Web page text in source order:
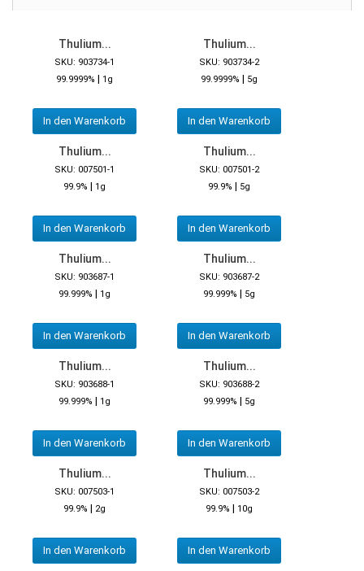
Thulium...
SKU: 903734-1
99.9999% | 1g
In den Warenkorb
Thulium...
SKU: 903734-2
99.9999% | 5g
In den Warenkorb
Thulium...
SKU: 007501-1
99.9% | 1g
In den Warenkorb
Thulium...
SKU: 007501-2
99.9% | 5g
In den Warenkorb
Thulium...
SKU: 903687-1
99.999% | 1g
In den Warenkorb
Thulium...
SKU: 903687-2
99.999% | 5g
In den Warenkorb
Thulium...
SKU: 903688-1
99.999% | 1g
In den Warenkorb
Thulium...
SKU: 903688-2
99.999% | 5g
In den Warenkorb
Thulium...
SKU: 007503-1
99.9% | 2g
In den Warenkorb
Thulium...
SKU: 007503-2
99.9% | 10g
In den Warenkorb